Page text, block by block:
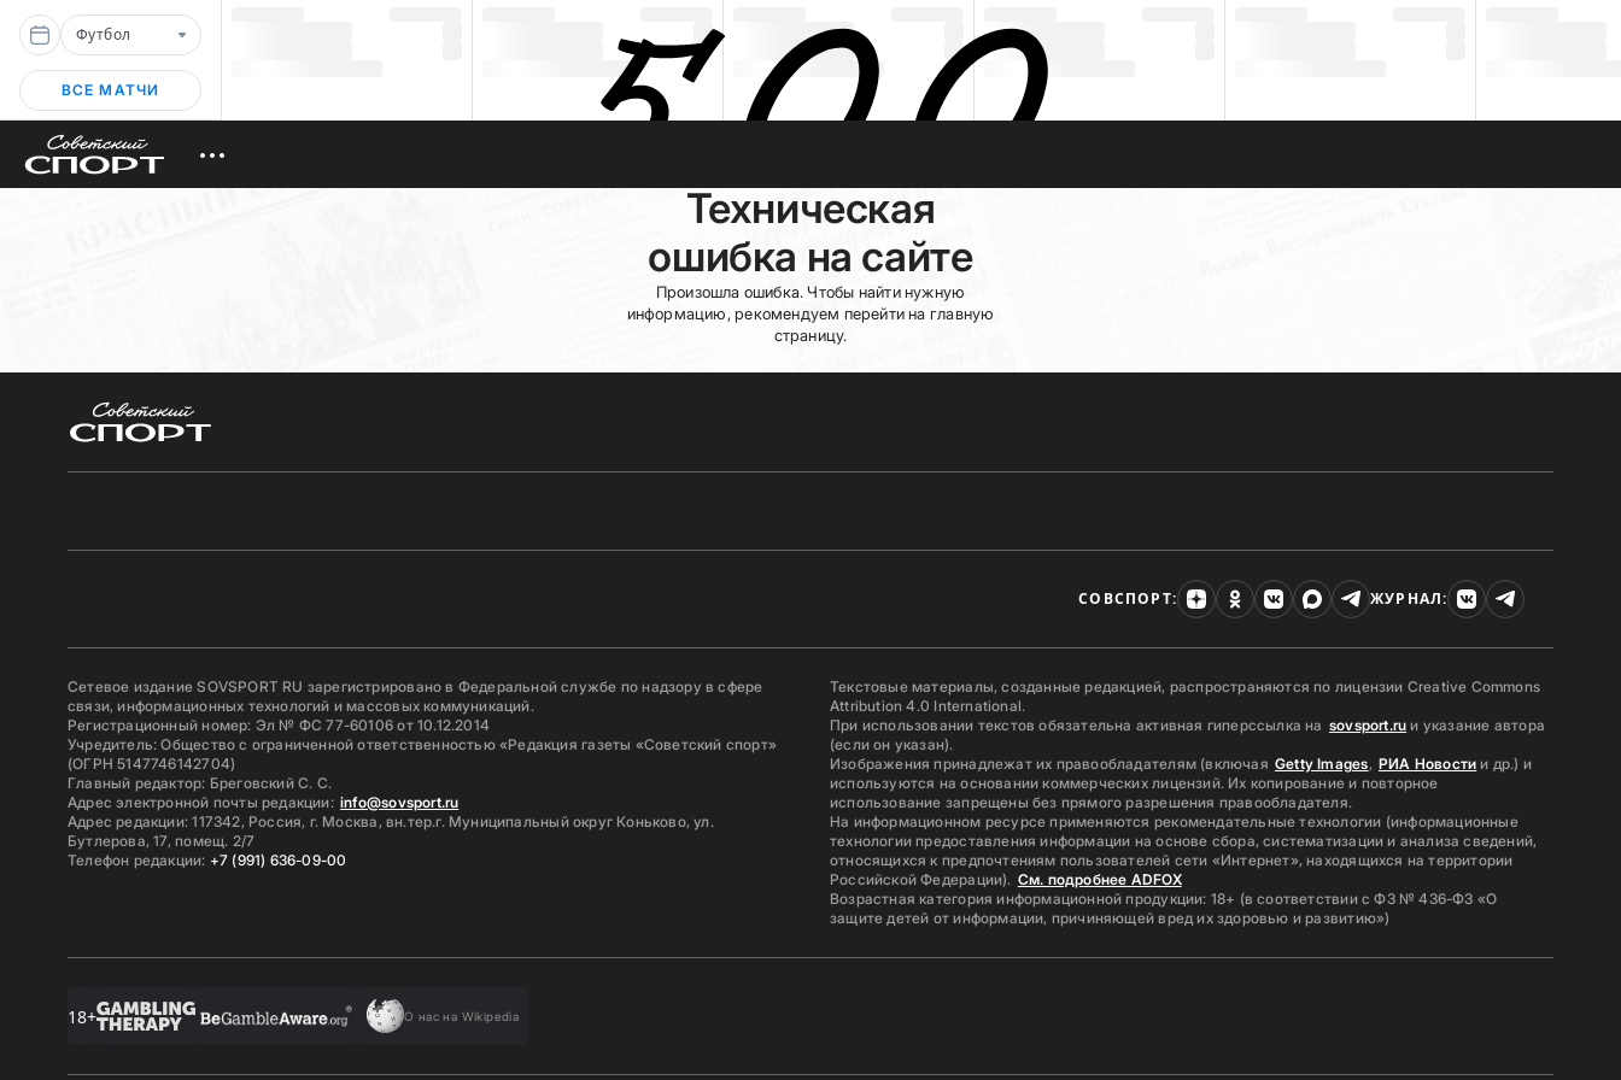
Футбол
ВСЕ МАТЧИ
Техническая
ошибка на сайте
Произошла ошибка. Чтобы найти нужную
информацию, рекомендуем перейти на главную
страницу.
СОВСПОРТ: ЖУРНАЛ:
Сетевое издание SOVSPORT RU зарегистрировано в Федеральной службе по надзору в сфере
связи, информационных технологий и массовых коммуникаций.
Регистрационный номер: Эл № ФС 77-60106 от 10.12.2014
Учредитель: Общество с ограниченной ответственностью «Редакция газеты «Советский спорт»
(ОГРН 5147746142704)
Главный редактор: Бреговский С. С.
Адрес электронной почты редакции: info@sovsport.ru
Адрес редакции: 117342, Россия, г. Москва, вн.тер.г. Муниципальный округ Коньково, ул.
Бутлерова, 17, помещ. 2/7
Телефон редакции: +7 (991) 636-09-00
Текстовые материалы, созданные редакцией, распространяются по лицензии Creative Commons
Attribution 4.0 International.
При использовании текстов обязательна активная гиперссылка на sovsport.ru и указание автора
(если он указан).
Изображения принадлежат их правообладателям (включая Getty Images, РИА Новости и др.) и
используются на основании коммерческих лицензий. Их копирование и повторное
использование запрещены без прямого разрешения правообладателя.
На информационном ресурсе применяются рекомендательные технологии (информационные
технологии предоставления информации на основе сбора, систематизации и анализа сведений,
относящихся к предпочтениям пользователей сети «Интернет», находящихся на территории
Российской Федерации). См. подробнее ADFOX
Возрастная категория информационной продукции: 18+ (в соответствии с ФЗ № 436-ФЗ «О
защите детей от информации, причиняющей вред их здоровью и развитию»)
18+ О нас на Wikipedia